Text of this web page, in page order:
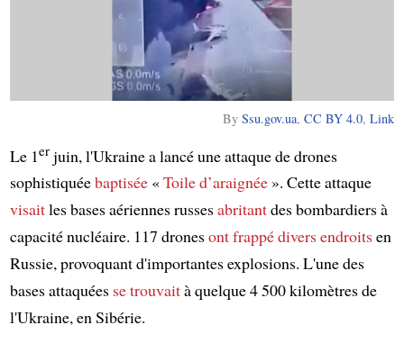
BySsu.gov.ua,CC BY 4.0,Link
Le 1erjuin, l'Ukraine a lancé une attaque de drones
sophistiquéebaptisée«Toile d’araignée». Cette attaque
visaitles bases aériennes russesabritantdes bombardiers à
capacité nucléaire. 117 dronesont frappédivers endroitsen
Russie, provoquant d'importantes explosions. L'une des
bases attaquées se trouvaità quelque 4 500 kilomètres de
l'Ukraine, en Sibérie.